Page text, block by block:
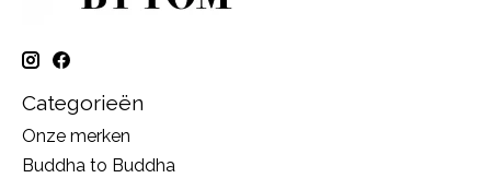
Categorieën
Onze merken
Buddha to Buddha